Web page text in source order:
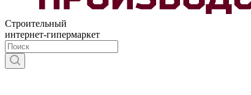
Строительный
интернет-гипермаркет